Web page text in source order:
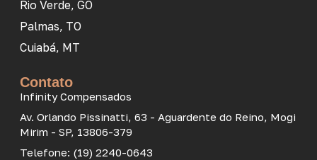
Rio Verde, GO
Palmas, TO
Cuiabá, MT
Contato
Infinity Compensados
Av. Orlando Pissinatti, 63 - Aguardente do Reino, Mogi
Mirim - SP, 13806-379
Telefone: (19) 2240-0643